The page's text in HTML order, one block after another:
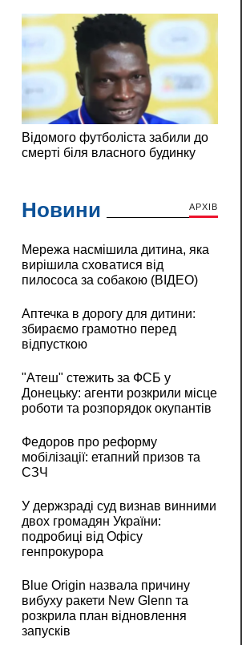
Новини АРХІВ
Мережа насмішила дитина, яка
вирішила сховатися від
пилососа за собакою (ВІДЕО)
Аптечка в дорогу для дитини:
збираємо грамотно перед
відпусткою
"Атеш" стежить за ФСБ у
Донецьку: агенти розкрили місце
роботи та розпорядок окупантів
Федоров про реформу
мобілізації: етапний призов та
СЗЧ
У держзраді суд визнав винними
двох громадян України:
подробиці від Офісу
генпрокурора
Blue Origin назвала причину
вибуху ракети New Glenn та
розкрила план відновлення
запусків